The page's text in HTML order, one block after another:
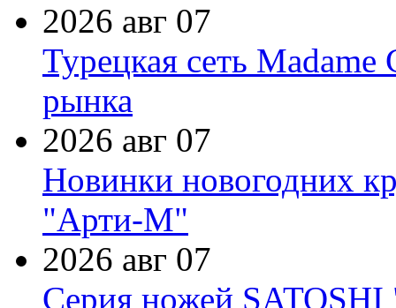
2026 авг 07
Турецкая сеть Madame
рынка
2026 авг 07
Новинки новогодних
"Арти-М"
2026 авг 07
Серия ножей